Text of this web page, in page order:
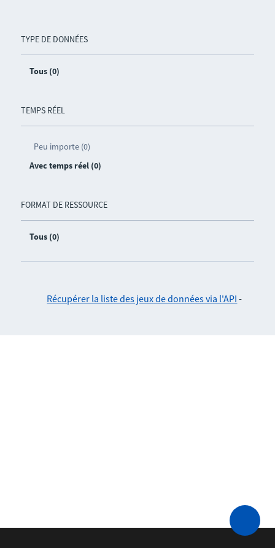
TYPE DE DONNÉES
Tous (0)
TEMPS RÉEL
Peu importe (0)
Avec temps réel (0)
FORMAT DE RESSOURCE
Tous (0)
Récupérer la liste des jeux de données via l'API -